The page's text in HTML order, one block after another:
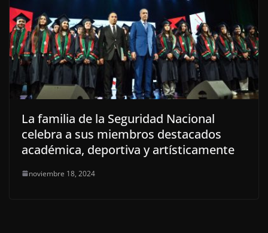
La familia de la Seguridad Nacional
celebra a sus miembros destacados
académica, deportiva y artísticamente
noviembre 18, 2024